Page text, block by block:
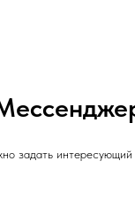
задать интересующий